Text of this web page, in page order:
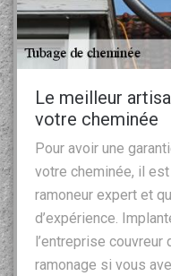
Le meilleur
votre cheminée
Pour avoir une
votre cheminée, il
ramoneur expert et
d’expérience.
l’entreprise
ramonage si vous